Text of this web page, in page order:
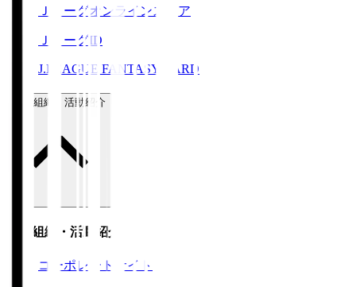
Ｊリーグオンラインストア
ＪリーグID
J.LEAGUE FANTASY CARD
運営組織・活動紹介
運営組織・活動紹介
コーポレートサイト